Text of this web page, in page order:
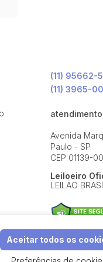
(11) 95662-
(11) 3965-
Avenida
Paulo - SP
CEP 01139-
Leiloeiro
LEILÃO
Aceitar todos os